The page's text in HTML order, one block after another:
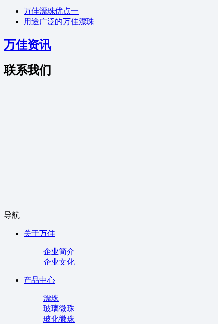
万佳漂珠优点一
用途广泛的万佳漂珠
万佳资讯
联系我们
导航
关于万佳
企业简介
企业文化
产品中心
漂珠
玻璃微珠
玻化微珠